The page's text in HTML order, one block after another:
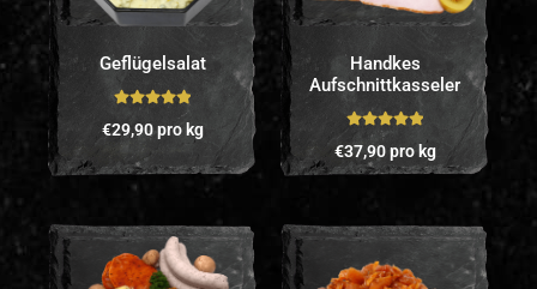
Geflügelsalat
Bewertet mit
5.00von 5
€29,90pro kg
Handkes
Aufschnittkasseler
Bewertet mit
5.00von 5
€37,90pro kg